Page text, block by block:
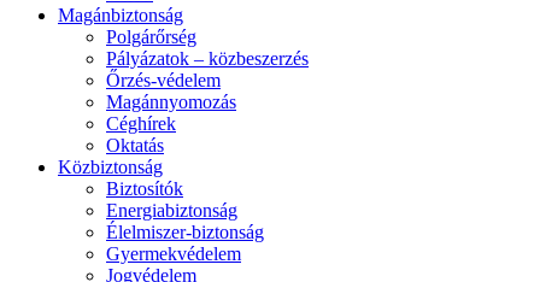
Magánbiztonság
Polgárőrség
Pályázatok – közbeszerzés
Őrzés-védelem
Magánnyomozás
Céghírek
Oktatás
Közbiztonság
Biztosítók
Energiabiztonság
Élelmiszer-biztonság
Gyermekvédelem
Jogvédelem